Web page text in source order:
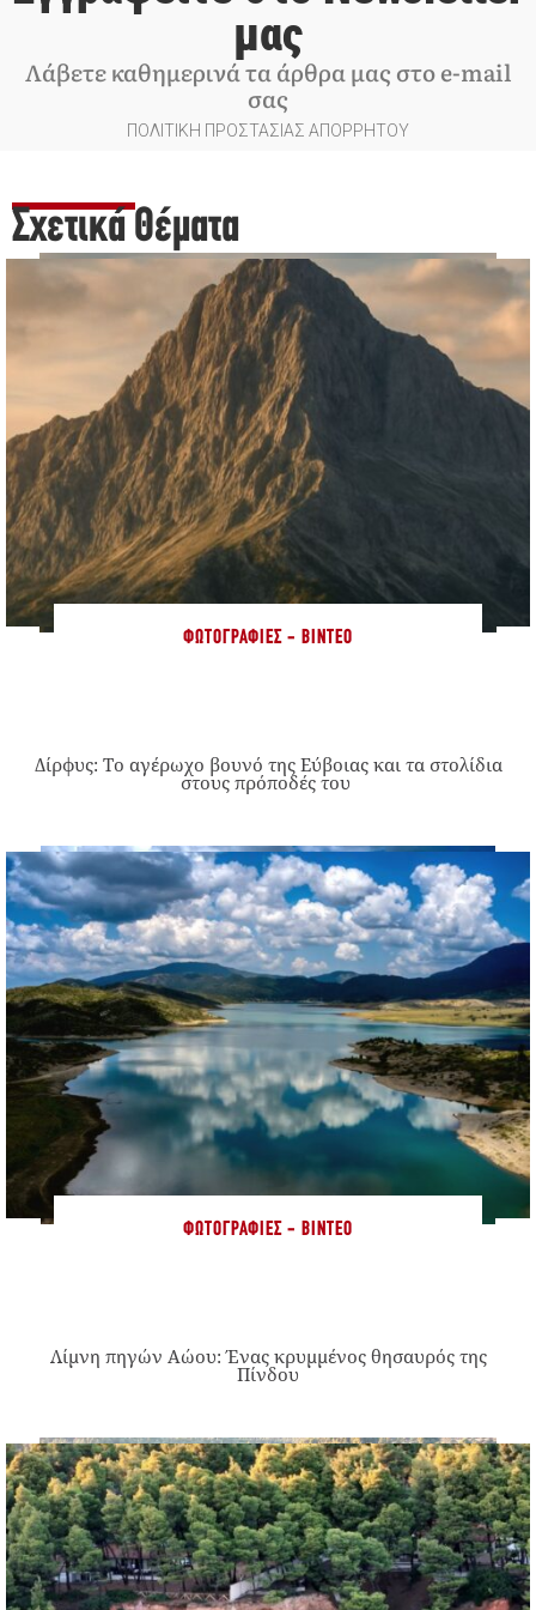
μας
Λάβετε καθημερινά τα άρθρα μας στο e-mail
σας
ΠΟΛΙΤΙΚΗ ΠΡΟΣΤΑΣΙΑΣ ΑΠΟΡΡΗΤΟΥ
Σχετικά Θέματα
ΦΩΤΟΓΡΑΦΊΕΣ - ΒΊΝΤΕΟ
Δίρφυς: Το αγέρωχο βουνό της Εύβοιας και τα στολίδια
στους πρόποδές του
ΦΩΤΟΓΡΑΦΊΕΣ - ΒΊΝΤΕΟ
Λίμνη πηγών Αώου: Ένας κρυμμένος θησαυρός της
Πίνδου